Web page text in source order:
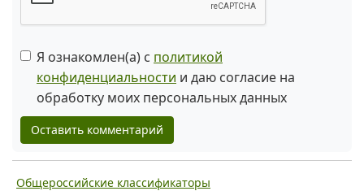
Я ознакомлен(а) с политикой
конфиденциальности и даю согласие на
обработку моих персональных данных
Оставить комментарий
Общероссийские классификаторы